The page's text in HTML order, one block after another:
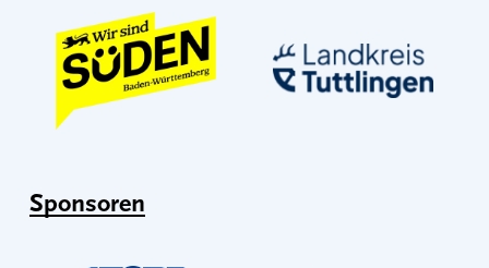
Sponsoren